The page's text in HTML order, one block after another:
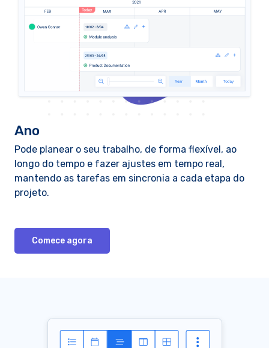
Ano
Pode planear o seu trabalho, de forma flexível, ao
longo do tempo e fazer ajustes em tempo real,
mantendo as tarefas em sincronia a cada etapa do
projeto.
Comece agora